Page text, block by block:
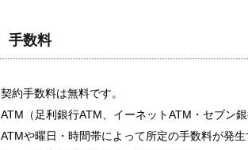
手数料
契約手数料は無料です。
ATM（足利銀行ATM、イーネットATM・セブン
ATMや曜日・時間帯によって所定の手数料が発生